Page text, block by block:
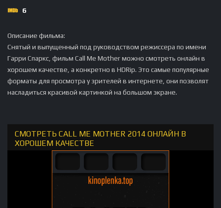
6
Описание фильма:
Снятый и выпущенный под руководством режиссера по имени
Гарри Спаркс, фильм Call Me Mother можно смотреть онлайн в
хорошем качестве, а конкретно в HDRip. Это самые популярные
форматы для просмотра у зрителей в интернете, они позволят
насладиться красивой картинкой на большом экране.
СМОТРЕТЬ CALL ME MOTHER 2014 ОНЛАЙН В
ХОРОШЕМ КАЧЕСТВЕ